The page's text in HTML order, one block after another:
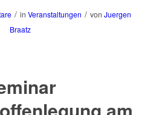
/ in Veranstaltungen / von Juergen
Braatz